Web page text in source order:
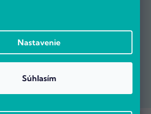
Nastavenie
Súhlasím